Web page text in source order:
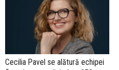
Cecilia Pavel se alătură echipei